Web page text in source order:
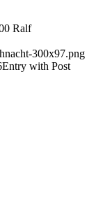
Ralf
300x97.png
Entry with Post